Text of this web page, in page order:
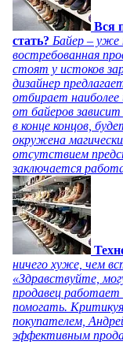
Вся
стать? Байер – уже
востребованная
стоят у истоков
дизайнер
отбирает наиболее
от байеров
в конце концов,
окружена
отсутствием
заключается
ничего хуже, чем
«Здравствуйте,
продавец работает
помогать.
покупателем,
эффективным